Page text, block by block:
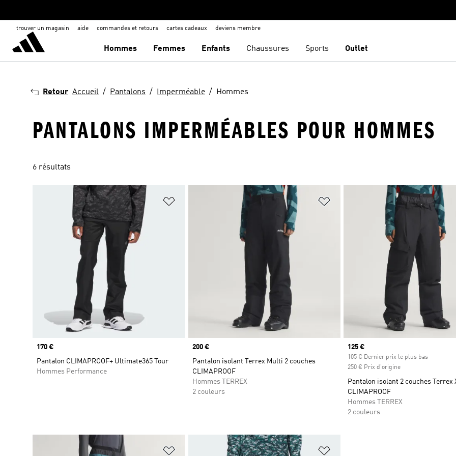
trouver un magasin aide commandes et retours cartes cadeaux deviens membre
Hommes Femmes Enfants Chaussures Sports Outlet
Retour Accueil Pantalons Imperméable Hommes
PANTALONS IMPERMÉABLES POUR HOMMES
6 résultats
Ajouter à la Liste de produits favoris
Prix
170 €
Pantalon CLIMAPROOF+ Ultimate365 Tour
Hommes Performance
Ajouter à la Liste de produits
Prix
200 €
Pantalon isolant Terrex Multi 2 couches
CLIMAPROOF
Hommes TERREX
2 couleurs
Prix actuel
125 €
105 € Dernier prix le plus bas
250 € Prix d'origine
Pantalon isolant 2 couches Terrex
CLIMAPROOF
Hommes TERREX
2 couleurs
Ajouter à la Liste de produits favoris